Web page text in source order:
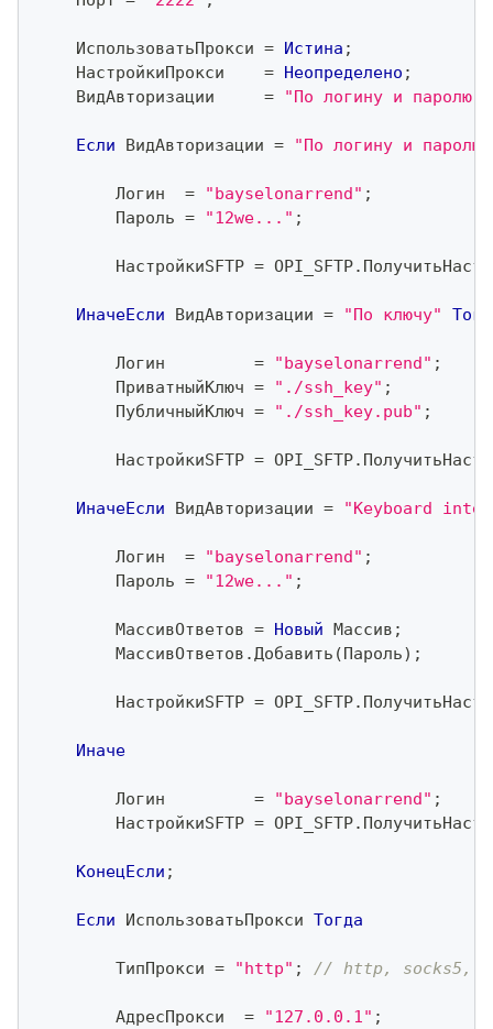
    ИспользоватьПрокси
= Истина ;
    НастройкиПрокси
= Неопределено ;
    ВидАвторизации
= "По логину и паролю"
Если ВидАвторизации = "По логину и паролю"
        Логин
= "bayselonarrend" ;
        Пароль
= "12we..." ;
        НастройкиSFTP
= OPI_SFTP.
ИначеЕсли ВидАвторизации = "По ключу"
        Логин
= "bayselonarrend" ;
        ПриватныйКлюч
= "./ssh_key" ;
        ПубличныйКлюч
= "./ssh_key.pub" ;
        НастройкиSFTP
= OPI_SFTP.
ИначеЕсли ВидАвторизации = "Keyboard
        Логин
= "bayselonarrend" ;
        Пароль
= "12we..." ;
        МассивОтветов
= Новый Массив ;
        МассивОтветов
.Добавить ( Пароль) ;
        НастройкиSFTP
= OPI_SFTP.
Иначе
        Логин
= "bayselonarrend" ;
        НастройкиSFTP
= OPI_SFTP.
КонецЕсли ;
Если ИспользоватьПрокси Тогда
        ТипПрокси
= "http" ; // http, socks5,
        АдресПрокси
= "127.0.0.1" ;